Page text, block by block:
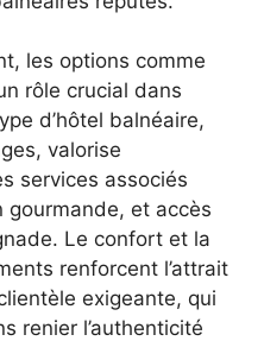
les options comme
rôle crucial dans
d’hôtel balnéaire,
valorise
services associés
gourmande, et accès
Le confort et la
renforcent l’attrait
exigeante, qui
renier l’authenticité